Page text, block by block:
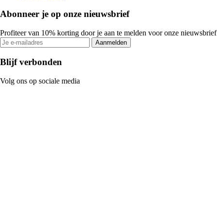
Abonneer je op onze nieuwsbrief
Profiteer van 10% korting door je aan te melden voor onze nieuwsbrief
Aanmelden
Blijf verbonden
Volg ons op sociale media